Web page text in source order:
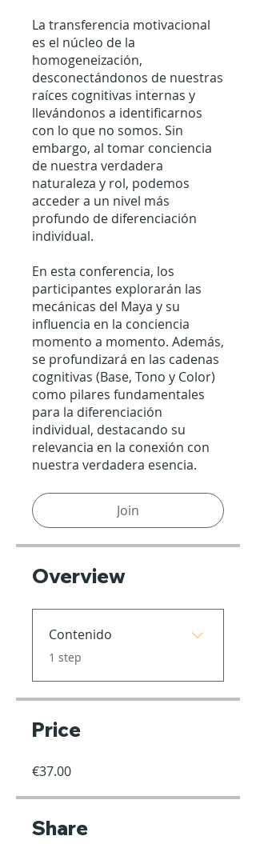
La transferencia motivacional
es el núcleo de la
homogeneización,
desconectándonos de nuestras
raíces cognitivas internas y
llevándonos a identificarnos
con lo que no somos. Sin
embargo, al tomar conciencia
de nuestra verdadera
naturaleza y rol, podemos
acceder a un nivel más
profundo de diferenciación
individual.
En esta conferencia, los
participantes explorarán las
mecánicas del Maya y su
influencia en la conciencia
momento a momento. Además,
se profundizará en las cadenas
cognitivas (Base, Tono y Color)
como pilares fundamentales
para la diferenciación
individual, destacando su
relevancia en la conexión con
nuestra verdadera esencia.
Join
Overview
Contenido
.1 step
Price
€37.00
Share